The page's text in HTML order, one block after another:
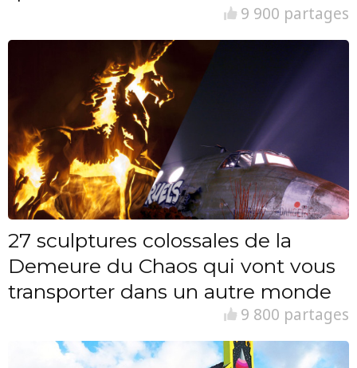
9 900 partages
27 sculptures colossales de la
Demeure du Chaos qui vont vous
transporter dans un autre monde
9 800 partages